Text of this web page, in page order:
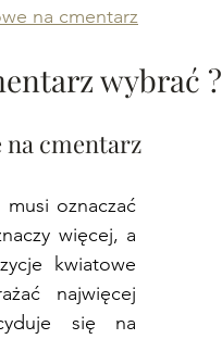
na cmentarz
wybrać ?
na cmentarz
oznaczać
więcej, a
kwiatowe
najwięcej
się na